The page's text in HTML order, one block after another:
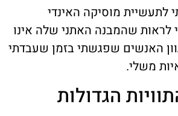
לתעשיית מוסיקה האינדי
לראות שהמבנה האתני שלה אינו
האנשים שפגשתי בזמן שעבדתי
משלי.
הגדולות